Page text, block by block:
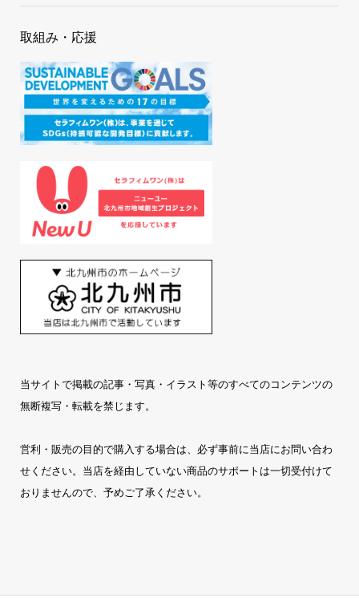
取組み・応援
当サイトで掲載の記事・写真・イラスト等のすべてのコンテンツの
無断複写・転載を禁じます。
営利・販売の目的で購入する場合は、必ず事前に当店にお問い合わ
せください。当店を経由していない商品のサポートは一切受付けて
おりませんので、予めご了承ください。